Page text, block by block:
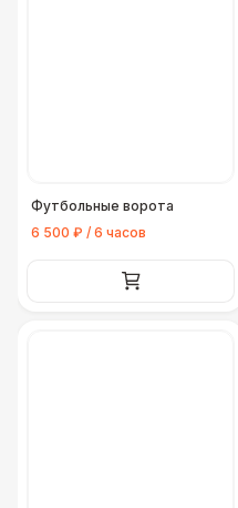
Футбольные ворота
6 500 ₽ / 6 часов